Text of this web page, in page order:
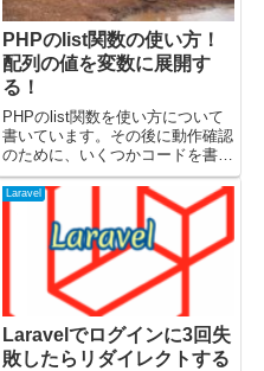
PHPのlist関数の使い方！
配列の値を変数に展開す
る！
PHPのlist関数を使い方について
書いています。その後に動作確認
のために、いくつかコードを書い
てみました。載せているサンプル
コードについては、PHPのバー
ジョン8.1.8を使って検証してい
ます。list関数の使い方list関数を
使うことで...
Laravel
Laravelでログインに3回失
敗したらリダイレクトする